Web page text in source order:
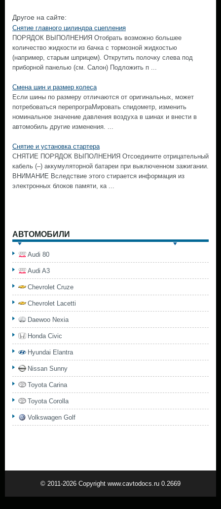
Другое на сайте:
Снятие главного цилиндра сцепления
ПОРЯДОК ВЫПОЛНЕНИЯ Отобрать возможно большее
количество жидкости из бачка с тормозной жидкостью
(например, старым шприцем). Открутить полочку слева под
приборной панелью (см. Салон) Подложить п ...
Смена шин и размер колеса
Если шины по размеру отличаются от оригинальных, может
потребоваться перепрограМировать спидометр, изменить
номинальное значение давления воздуха в шинах и внести в
автомобиль другие изменения. ...
Снятие и установка стартера
СНЯТИЕ ПОРЯДОК ВЫПОЛНЕНИЯ Отсоедините отрицательный
кабель (–) аккумуляторной батареи при выключенном зажигании.
ВНИМАНИЕ Вследствие этого стирается информация из
электронных блоков памяти, ка ...
АВТОМОБИЛИ
Audi 80
Audi A3
Chevrolet Cruze
Chevrolet Lacetti
Daewoo Nexia
Honda Civic
Hyundai Elantra
Nissan Sunny
Toyota Carina
Toyota Corolla
Volkswagen Golf
© 2011-2026 Copyright www.cavtodocs.ru 0.2669